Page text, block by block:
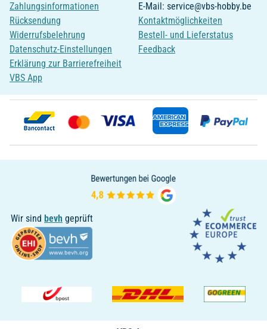
Zahlungsinformationen
Rücksendung
Widerrufsbelehrung
Datenschutz-Einstellungen
Erklärung zur Barrierefreiheit
VBS App
E-Mail: service@vbs-hobby.be
Kontaktmöglichkeiten
Bestell- und Lieferstatus
Feedback
Wir sind bevh geprüft